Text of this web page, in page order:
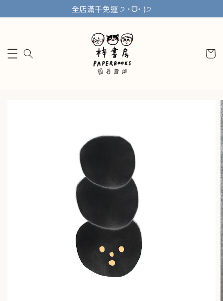
全店滿千免運 ੭ ˙ᗜ˙ )੭